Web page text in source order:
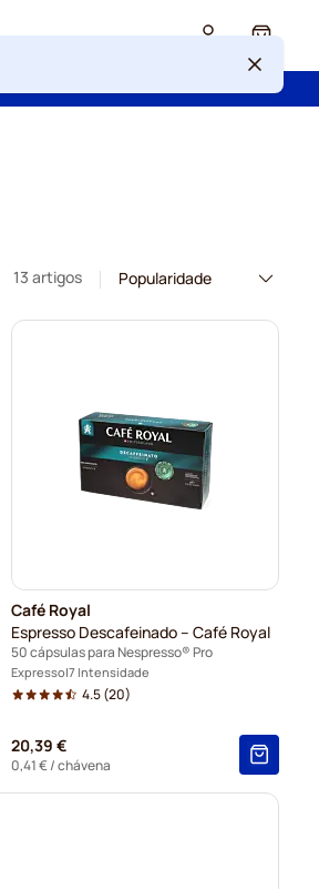
Cart
13 artigos
Café Royal
Espresso Descafeinado – Café Royal
50 cápsulas para Nespresso® Pro
Expresso 7 Intensidade
4.5(20)
20,39 €
0,41 €/ chávena